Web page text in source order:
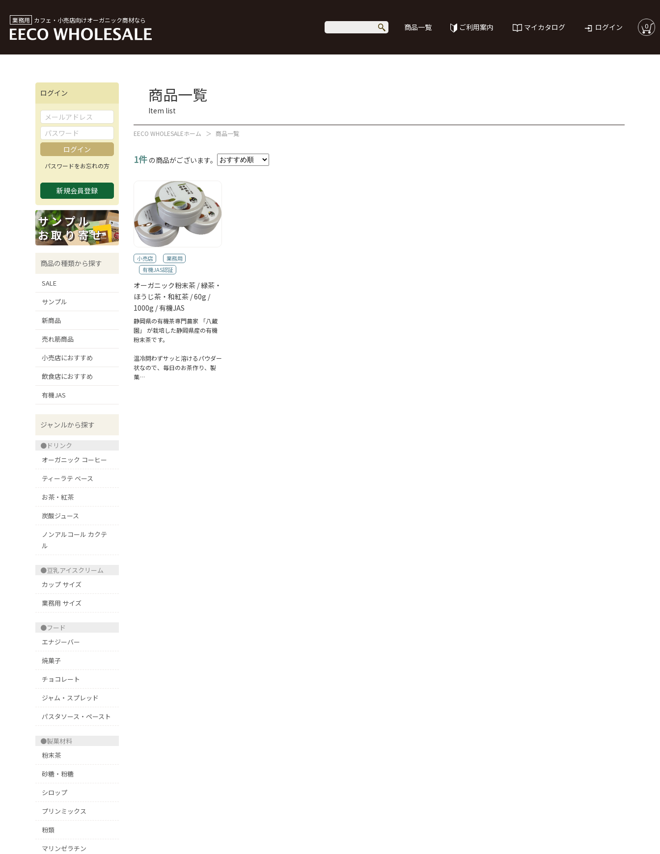
業務用 カフェ・小売店向けオーガニック商材なら
商品一覧 ご利用案内 マイカタログ ログイン 0
商品一覧
Item list
EECO WHOLESALEホーム 商品一覧
1件 の商品がございます。
小売店
業務用
有機JAS認証
オーガニック粉末茶 / 緑茶・
ほうじ茶・和紅茶 / 60g /
1000g / 有機JAS
静岡県の有機茶専門農家 「八蔵
園」 が栽培した静岡県産の有機
粉末茶です。
温冷問わずサッと溶けるパウダー
状なので、毎日のお茶作り、製
菓…
ログイン
パスワードをお忘れの方
新規会員登録
商品の種類から探す
SALE
サンプル
新商品
売れ筋商品
小売店におすすめ
飲食店におすすめ
有機JAS
ジャンルから探す
●ドリンク
オーガニック コーヒー
ティーラテ ベース
お茶・紅茶
炭酸ジュース
ノンアルコール カクテ
ル
●豆乳アイスクリーム
カップ サイズ
業務用 サイズ
●フード
エナジーバー
焼菓子
チョコレート
ジャム・スプレッド
パスタソース・ペースト
●製菓材料
粉末茶
砂糖・粉糖
シロップ
プリンミックス
粉類
マリンゼラチン